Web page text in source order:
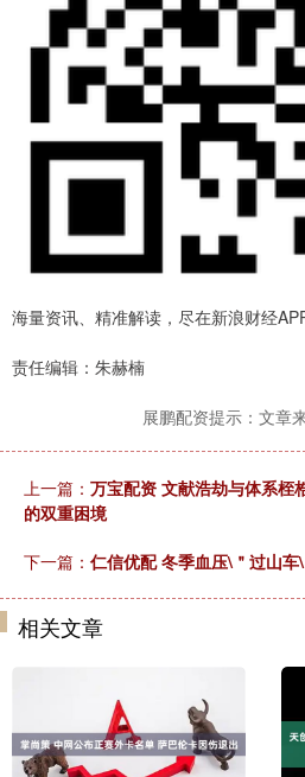
海量资讯、精准解读，尽在新浪财经
责任编辑：朱赫楠
展鹏配资提示：文章
上一篇： 万宝配资 文献浩劫与体系桎
的双重困境
下一篇： 仁信优配 冬季血压\＂过山
相关文章